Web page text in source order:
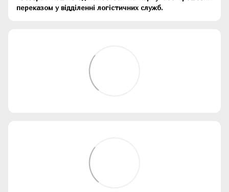
переказом у відділенні логістичних служб.